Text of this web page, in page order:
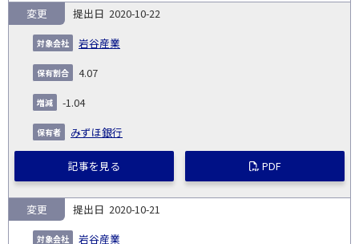
2020-10-22
岩谷産業
変更
4.07
-1.04
みずほ銀行
記事を見る PDF
2020-10-21
岩谷産業
変更